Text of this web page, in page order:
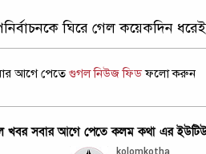
ঘিরে গেল কয়েকদিন
আগে পেতেগুগল নিউজ ফিডফলো করুন
খবর সবার আগে পেতে কলম কথা এর